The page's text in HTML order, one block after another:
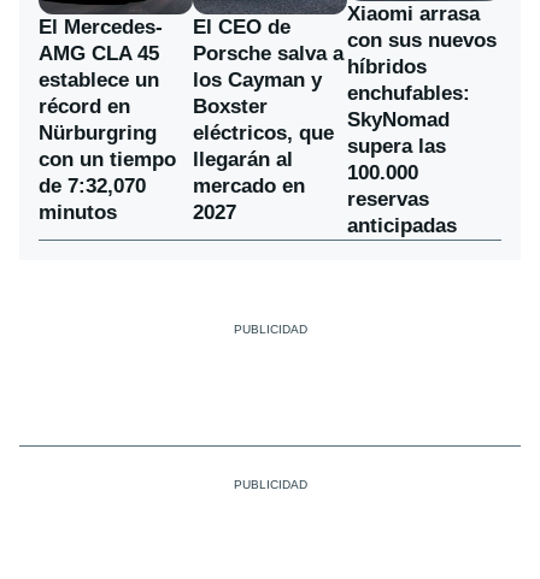
El Mercedes-
AMG CLA 45
establece un
récord en
Nürburgring
con un tiempo
de 7:32,070
minutos
El CEO de
Porsche salva a
los Cayman y
Boxster
eléctricos, que
llegarán al
mercado en
2027
Xiaomi arrasa
con sus nuevos
híbridos
enchufables:
SkyNomad
supera las
100.000
reservas
anticipadas